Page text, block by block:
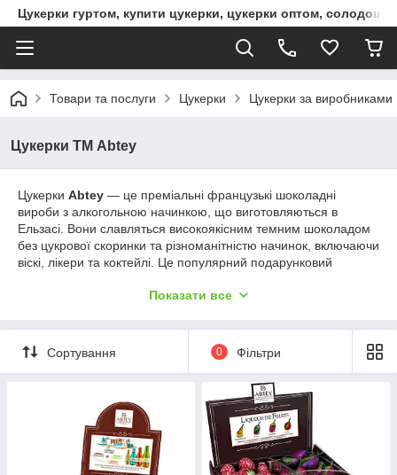
Цукерки гуртом, купити цукерки, цукерки оптом, солодощі
Товари та послуги Цукерки Цукерки за виробниками
Цукерки ТМ Abtey
Цукерки Abtey — це преміальні французькі шоколадні
вироби з алкогольною начинкою, що виготовляються в
Ельзасі. Вони славляться високоякісним темним шоколадом
без цукрової скоринки та різноманітністю начинок, включаючи
віскі, лікери та коктейлі. Це популярний подарунковий
Основні характеристики та особливості Abtey:
Склад:Преміальний темний шоколад (зазвичай 70%
какао) та тягуча алкогольна або фруктово-алкогольна
начинка.
Часто випускаються у формі пляшок, що
імітують відомі бренди (віскі, ром, джин), або набори
коктейлів (Mojito, Cosmopolitan, Gin Fizz).
Виробництво:Сімейний бізнес, що базується у
Франції (Ельзас) з давніми традиціями.
Показати все
Сортування 0 Фільтри